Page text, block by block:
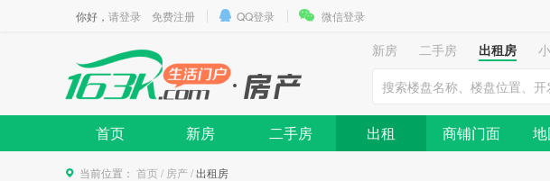
你好， 请登录 免费注册 QQ登录 微信登录
新房 二手房 出租房
首页 新房 二手房 出租 商铺门面
当前位置： 首页 / 房产/出租房